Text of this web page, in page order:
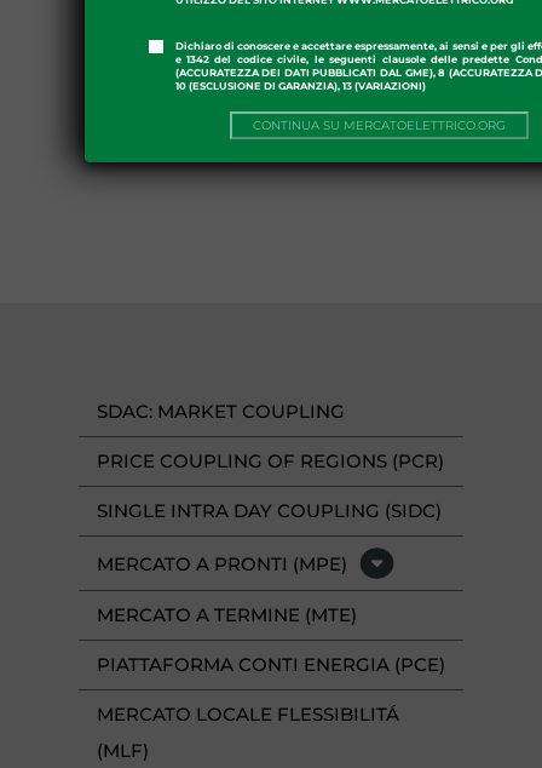
Dichiaro di conoscere e accettare espressamente, ai sensi e per gli
e 1342 del codice civile, le seguenti clausole delle predette
(ACCURATEZZA DEI DATI PUBBLICATI DAL GME), 8 (ACCURATEZZA
10 (ESCLUSIONE DI GARANZIA), 13 (VARIAZIONI)
CONTINUA SU MERCATOELETTRICO.ORG
SDAC: MARKET COUPLING
PRICE COUPLING OF REGIONS (PCR)
SINGLE INTRA DAY COUPLING (SIDC)
MERCATO A PRONTI (MPE)
MERCATO A TERMINE (MTE)
PIATTAFORMA CONTI ENERGIA (PCE)
MERCATO LOCALE FLESSIBILITÁ
(MLF)